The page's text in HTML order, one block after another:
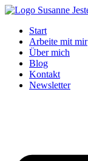
Zum
springenStart
Arbeite mit mir
Über mich
Blog
Kontakt
Newsletter